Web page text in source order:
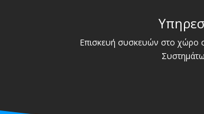
Επισκευή συσκευών στο χώρο